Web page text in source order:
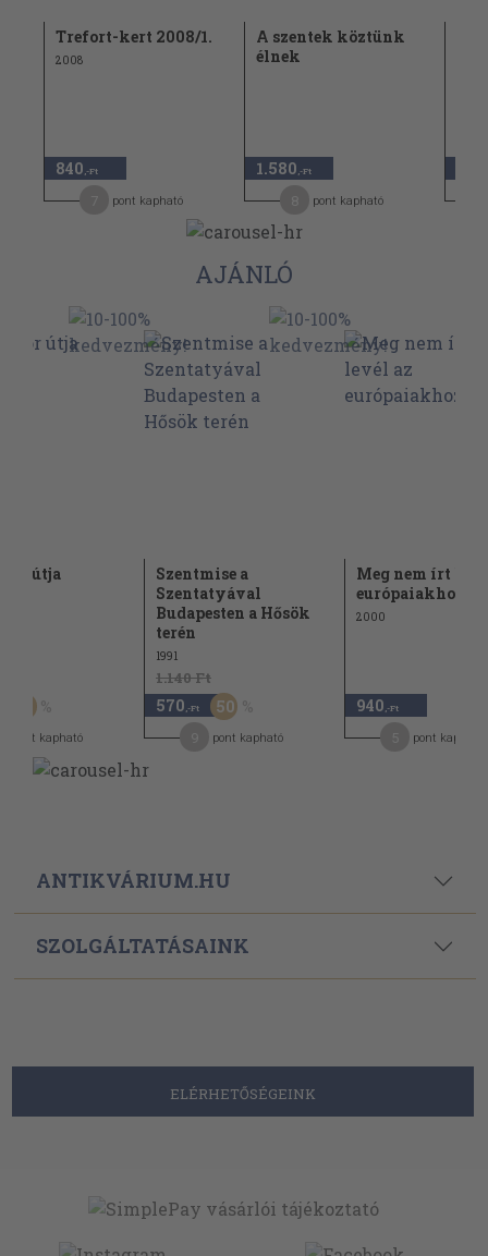
Trefort-kert 2008/1.
2008
840 ,-Ft
pont kapható
A szentek köztünk
élnek
1.580 ,-Ft
pont kapható
AJÁNLÓ
útja
pont kapható
Szentmise a
Szentatyával
Budapesten a Hősök
terén
1991
1.140 Ft
570 ,-Ft 50
pont kapható
Meg nem írt
európaiakhoz
2000
940 ,-Ft
pont kapható
ANTIKVÁRIUM.HU
SZOLGÁLTATÁSAINK
ELÉRHETŐSÉGEINK